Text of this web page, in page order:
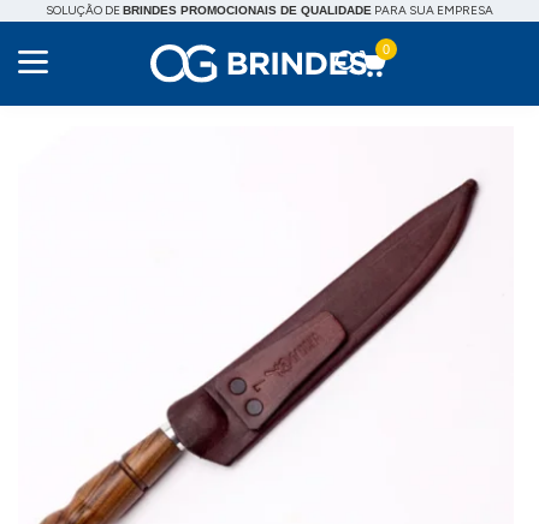
SOLUÇÃO DEBRINDES PROMOCIONAIS DE QUALIDADE PARA SUA EMPRESA
0